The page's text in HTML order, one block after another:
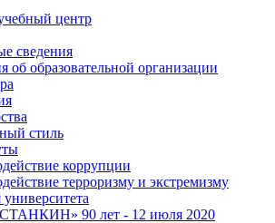
центр
сведения
об образовательной организации
стиль
коррупции
терроризму и экстремизму
90 лет - 12 июля 2020